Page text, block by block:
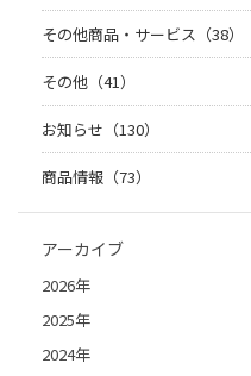
その他商品・サービス（38）
その他（41）
お知らせ（130）
商品情報（73）
アーカイブ
2026年
2025年
2024年